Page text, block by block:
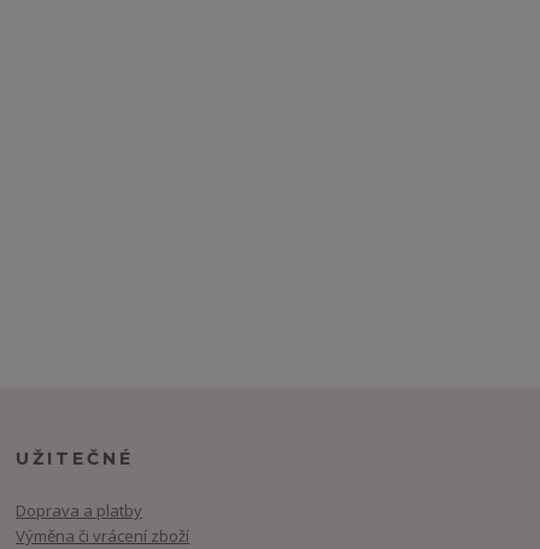
UŽITEČNÉ
Doprava a platby
Výměna či vrácení zboží